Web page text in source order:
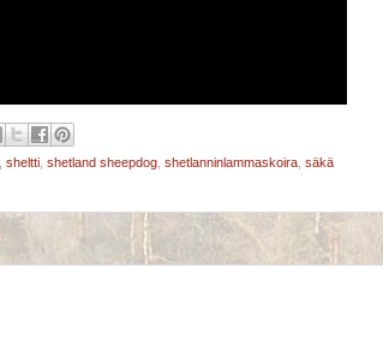
sheltti shetland sheepdog shetlanninlammaskoira säkä